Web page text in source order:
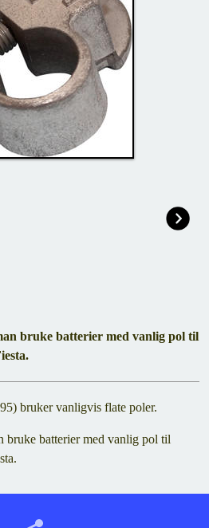
bruke batterier med vanlig pol til
bruker vanligvis flate poler.
bruke batterier med vanlig pol til